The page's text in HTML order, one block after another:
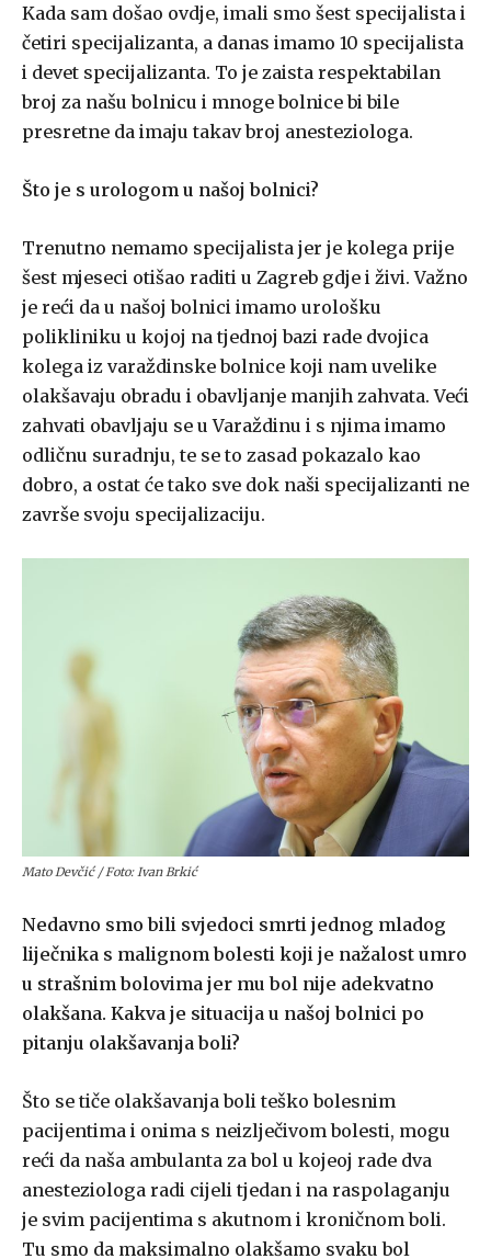
Kada sam došao ovdje, imali smo šest specijalista i
četiri specijalizanta, a danas imamo 10 specijalista
i devet specijalizanta. To je zaista respektabilan
broj za našu bolnicu i mnoge bolnice bi bile
presretne da imaju takav broj anesteziologa.
Što je s urologom u našoj bolnici?
Trenutno nemamo specijalista jer je kolega prije
šest mjeseci otišao raditi u Zagreb gdje i živi. Važno
je reći da u našoj bolnici imamo urološku
polikliniku u kojoj na tjednoj bazi rade dvojica
kolega iz varaždinske bolnice koji nam uvelike
olakšavaju obradu i obavljanje manjih zahvata. Veći
zahvati obavljaju se u Varaždinu i s njima imamo
odličnu suradnju, te se to zasad pokazalo kao
dobro, a ostat će tako sve dok naši specijalizanti ne
završe svoju specijalizaciju.
Mato Devčić / Foto: Ivan Brkić
Nedavno smo bili svjedoci smrti jednog mladog
liječnika s malignom bolesti koji je nažalost umro
u strašnim bolovima jer mu bol nije adekvatno
olakšana. Kakva je situacija u našoj bolnici po
pitanju olakšavanja boli?
Što se tiče olakšavanja boli teško bolesnim
pacijentima i onima s neizlječivom bolesti, mogu
reći da naša ambulanta za bol u kojeoj rade dva
anesteziologa radi cijeli tjedan i na raspolaganju
je svim pacijentima s akutnom i kroničnom boli.
Tu smo da maksimalno olakšamo svaku bol